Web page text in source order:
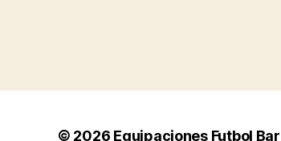
© 2026 Equipaciones Futbol